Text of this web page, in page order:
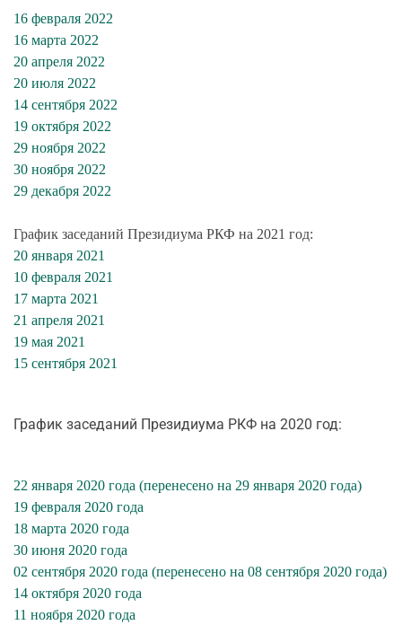
16 февраля 2022
16 марта 2022
20 апреля 2022
20 июля 2022
14 сентября 2022
19 октября 2022
29 ноября 2022
30 ноября 2022
29 декабря 2022
График заседаний Президиума РКФ на 2021 год:
20 января 2021
10 февраля 2021
17 марта 2021
21 апреля 2021
19 мая 2021
15 сентября 2021
График заседаний Президиума РКФ на 2020 год:
22 января 2020 года (перенесено на 29 января 2020 года)
19 февраля 2020 года
18 марта 2020 года
30 июня 2020 года
02 сентября 2020 года (перенесено на 08 сентября 2020 года)
14 октября 2020 года
11 ноября 2020 года